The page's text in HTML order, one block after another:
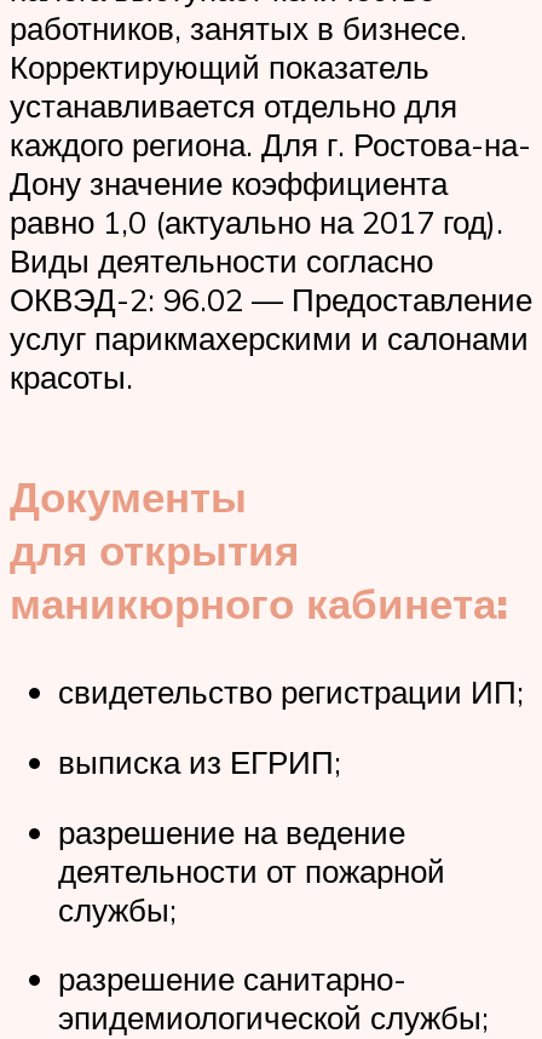
работников, занятых в бизнесе.
Корректирующий показатель
устанавливается отдельно для
каждого региона. Для г. Ростова-на-
Дону значение коэффициента
равно 1,0 (актуально на 2017 год).
Виды деятельности согласно
ОКВЭД-2: 96.02 — Предоставление
услуг парикмахерскими и салонами
красоты.
Документы
для открытия
маникюрного кабинета:
свидетельство регистрации ИП;
выписка из ЕГРИП;
разрешение на ведение
деятельности от пожарной
службы;
разрешение санитарно-
эпидемиологической службы;